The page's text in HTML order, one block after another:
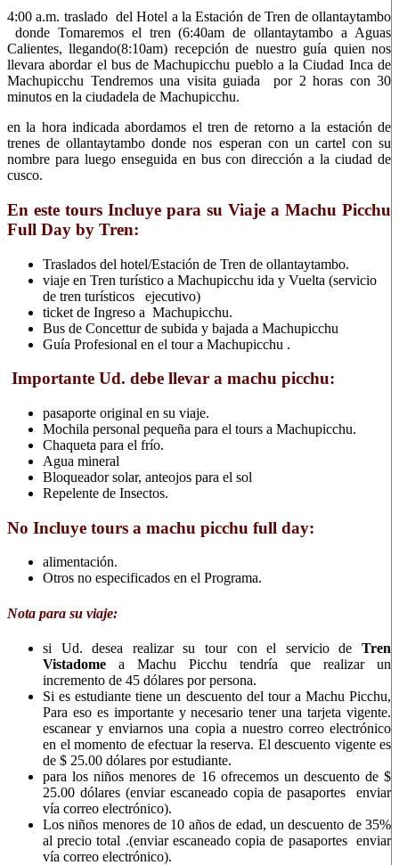
4:00 a.m. traslado del Hotel a la Estación de Tren de ollantaytambo
donde Tomaremos el tren (6:40am de ollantaytambo a Aguas
Calientes, llegando(8:10am) recepción de nuestro guía quien nos
llevara abordar el bus de Machupicchu pueblo a la Ciudad Inca de
Machupicchu Tendremos una visita guiada por 2 horas con 30
minutos en la ciudadela de Machupicchu.
en la hora indicada abordamos el tren de retorno a la estación de
trenes de ollantaytambo donde nos esperan con un cartel con su
nombre para luego enseguida en bus con dirección a la ciudad de
cusco.
En este tours Incluye para su Viaje a Machu Picchu
Full Day by Tren:
Traslados del hotel/Estación de Tren de ollantaytambo.
viaje en Tren turístico a Machupicchu ida y Vuelta (servicio
de tren turísticos ejecutivo)
ticket de Ingreso a Machupicchu.
Bus de Concettur de subida y bajada a Machupicchu
Guía Profesional en el tour a Machupicchu .
Importante Ud. debe llevar a machu picchu:
pasaporte original en su viaje.
Mochila personal pequeña para el tours a Machupicchu.
Chaqueta para el frío.
Agua mineral
Bloqueador solar, anteojos para el sol
Repelente de Insectos.
No Incluye tours a machu picchu full day:
alimentación.
Otros no especificados en el Programa.
Nota para su viaje:
si Ud. desea realizar su tour con el servicio de Tren
Vistadome a Machu Picchu tendría que realizar un
incremento de 45 dólares por persona.
Si es estudiante tiene un descuento del tour a Machu Picchu,
Para eso es importante y necesario tener una tarjeta vigente.
escanear y enviarnos una copia a nuestro correo electrónico
en el momento de efectuar la reserva. El descuento vigente es
de $ 25.00 dólares por estudiante.
para los niños menores de 16 ofrecemos un descuento de $
25.00 dólares (enviar escaneado copia de pasaportes enviar
vía correo electrónico).
Los niños menores de 10 años de edad, un descuento de 35%
al precio total .(enviar escaneado copia de pasaportes enviar
vía correo electrónico).